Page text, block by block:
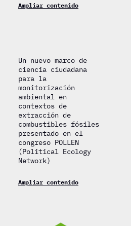
Ampliar contenido
Un nuevo marco de
ciencia ciudadana
para la
monitorización
ambiental en
contextos de
extracción de
combustibles fósiles
presentado en el
congreso POLLEN
(Political Ecology
Network)
Ampliar contenido